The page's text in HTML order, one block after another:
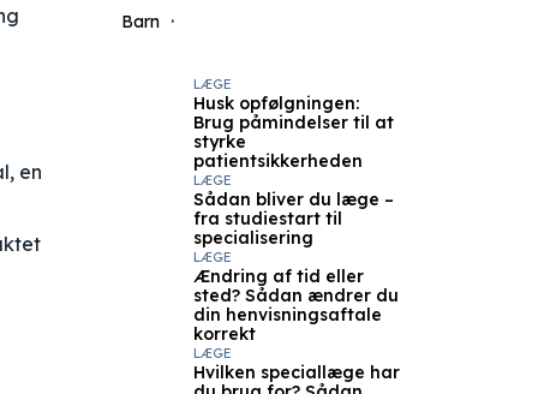
en
Barn
Husk opfølgningen:
Brug påmindelser til at
styrke
patientsikkerheden
LÆGE
Sådan bliver du læge –
fra studiestart til
specialisering
LÆGE
Ændring af tid eller
sted? Sådan ændrer du
din henvisningsaftale
korrekt
LÆGE
Hvilken speciallæge har
LÆGE